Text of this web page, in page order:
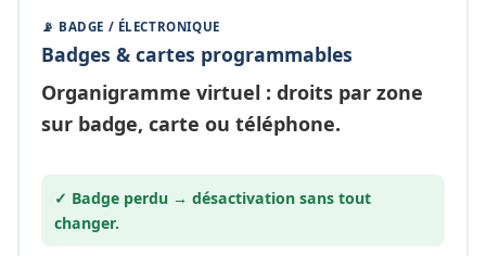
📡 BADGE / ÉLECTRONIQUE
Badges & cartes programmables
Organigramme virtuel : droits par zone
sur badge, carte ou téléphone.
✓ Badge perdu → désactivation sans tout
changer.